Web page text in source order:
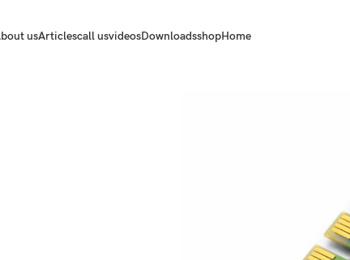
Home
shop
Downloads
videos
call us
Articles
us